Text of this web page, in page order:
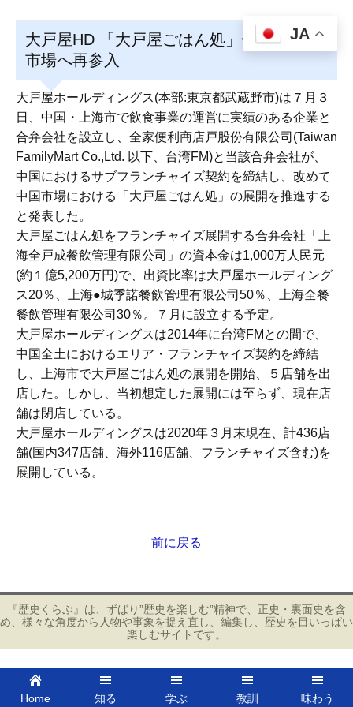
大戸屋HD 「大戸屋ごはん処」合弁で中国
市場へ再参入
大戸屋ホールディングス(本部:東京都武蔵野市)は７月３
日、中国・上海市で飲食事業の運営に実績のある企業と
合弁会社を設立し、全家便利商店戸股份有限公司(Taiwan
FamilyMart Co.,Ltd. 以下、台湾FM)と当該合弁会社が、
中国におけるサブフランチャイズ契約を締結し、改めて
中国市場における「大戸屋ごはん処」の展開を推進する
と発表した。
大戸屋ごはん処をフランチャイズ展開する合弁会社「上
海全戸成餐飲管理有限公司」の資本金は1,000万人民元
(約１億5,200万円)で、出資比率は大戸屋ホールディング
ス20％、上海●城季諾餐飲管理有限公司50％、上海全餐
餐飲管理有限公司30％。７月に設立する予定。
大戸屋ホールディングスは2014年に台湾FMとの間で、
中国全土におけるエリア・フランチャイズ契約を締結
し、上海市で大戸屋ごはん処の展開を開始、５店舗を出
店した。しかし、当初想定した展開には至らず、現在店
舗は閉店している。
大戸屋ホールディングスは2020年３月末現在、計436店
舗(国内347店舗、海外116店舗、フランチャイズ含む)を
展開している。
ナ
ビ
ゲ
ー
シ
ョ
前に戻る
『歴史くらぶ』は、ずばり”歴史を楽しむ”精神で、正史・裏面史を含
め、様々な角度から人物や事象を捉え直し、編集し、歴史を目いっぱい
楽しむサイトです。
Home 知る 学ぶ 教訓 味わう
JA